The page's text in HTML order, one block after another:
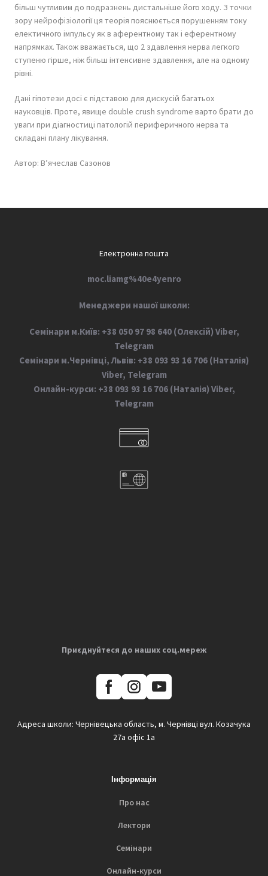
більш чутливим до подразнень дистальніше його ходу. З точки
зору нейрофізіології ця теорія пояснюється порушенням току
електичного імпульсу як в аферентному так і еферентному
напрямках. Також вважається, що 2 здавлення нерва легкого
ступеню гірше, ніж більш інтенсивне здавлення, але на одному
рівні.
Дані гіпотези досі є підставою для дискусій багатьох
науковців. Проте, явище double crush syndrome варто брати до
уваги при діагностиці патологій периферичного нерва та
складані плану лікування.
Автор: В’ячеслав Сазонов
Електронна пошта
moc.liamg%40e4yenro
Менеджери нашої школи:
Семінари м.Київ: +38 050 97 98 640 (Олексій) Viber,
Telegram
Семінари м.Чернівці, Львів: +38 093 93 16 706 (Наталія)
Viber, Telegram
Онлайн-курси: +38 093 93 16 706 (Наталія) Viber,
Telegram
Приєднуйтеся до наших соц.мереж
Адреса школи: Чернівецька область, м. Чернівці вул. Козачука
27а офіс 1а
Інформація
Про нас
Лектори
Семінари
Онлайн-курси